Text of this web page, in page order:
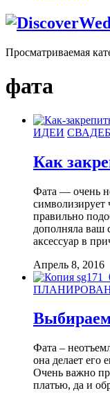
Просматриваемая
фата
ИДЕИ
Как
Фата — очень
правильно
дополняла ваш
аксессуар в
Апрель 8, 2016
Фата –
она делает
Очень важно
платью, да и